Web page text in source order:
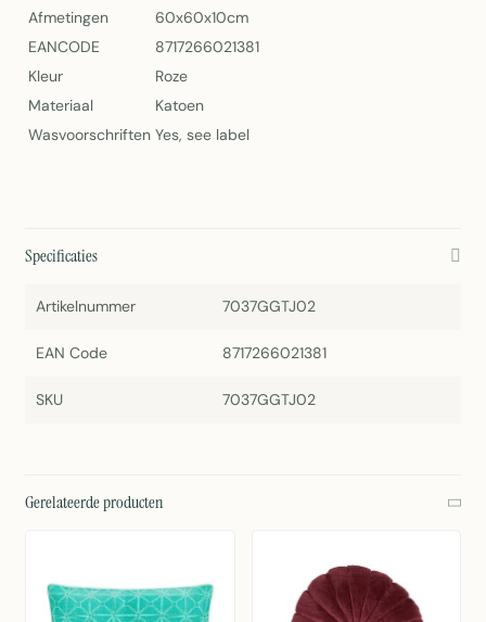
Afmetingen
60x60x10cm
EANCODE
8717266021381
Kleur
Roze
Materiaal
Katoen
Wasvoorschriften Yes, see label
Specificaties
Artikelnummer 7037GGTJ02
EAN Code 8717266021381
SKU 7037GGTJ02
Gerelateerde producten